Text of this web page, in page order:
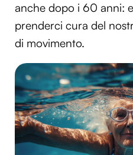
anche dopo i 60 anni:
prenderci cura del
di movimento.